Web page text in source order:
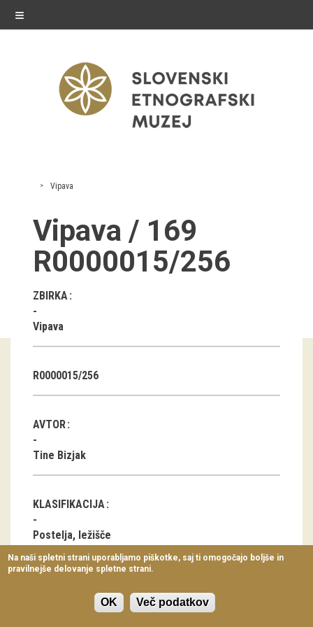
≡
razstave
Stalne razstave
Občasne razstave
Gostovanja
E-razstave
Virtualni sprehodi
Arhiv razstav
dogodki
Prireditve
Predavanja
Delavnice
Vodeni ogledi
Vipava
Vipava / 169
R0000015/256
ZBIRKA
Vipava
R0000015/256
AVTOR
Tine Bizjak
KLASIFIKACIJA
Postelja, ležišče
Na naši spletni strani uporabljamo piškotke, saj ti omogočajo boljše in
pravilnejše delovanje spletne strani.
OK Več podatkov